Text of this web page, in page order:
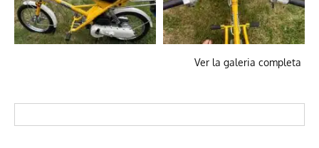
Ver la galeria completa